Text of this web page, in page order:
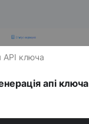
API ключа
апі ключа